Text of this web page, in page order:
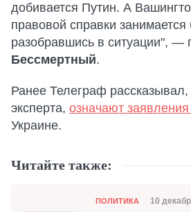
добивается Путин. А
правовой справки
разобравшись в ситуации", —
Бессмертный.
Ранее Телеграф
эксперта, означают
Украине.
Читайте также:
Категория
ПОЛИТИКА Дата
10